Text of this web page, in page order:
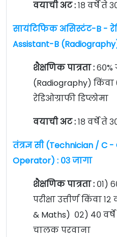
वयाची अट :१८ वर्षे ते
सायंटिफिक असिस्टंट-B -
Assistant-B
शैक्षणिक पात्रता :६०%
(Radiography) किंवा
रेडिओग्राफी डिप्लोमा
वयाची अट :१८ वर्षे ते
तंत्रज्ञ सी (Technician / C
Operator) : ०३ जागा
शैक्षणिक पात्रता : ०१)
परीक्षा उत्तीर्ण किंवा १२
& Maths) ०२) ४०
चालक परवाना